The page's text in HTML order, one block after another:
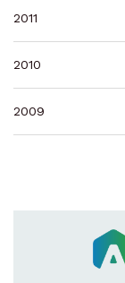
2011
2010
2009